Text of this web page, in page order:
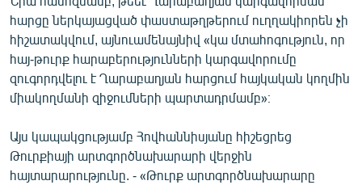
հարցը ներկայացված փաստաթղթերում ուղղակիորեն չի
հիշատակվում, այնուամենայնիվ «կա մտահոգություն, որ
հայ-թուրք հարաբերությունների կարգավորումը
զուգորդվելու է Ղարաբաղյան հարցում հայկական կողմին
միակողմանի զիջումների պարտադրմամբ»։
Այս կապակցությամբ Հովհաննիսյանը հիշեցրեց
Թուրքիայի արտգործնախարարի վերջին
հայտարարությունը. - «Թուրք արտգործնախարարը